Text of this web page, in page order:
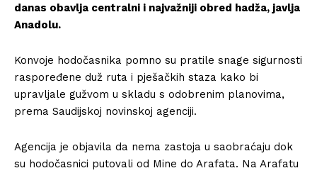
danas obavlja centralni i najvažniji obred hadža, javlja
Anadolu.
Konvoje hodočasnika pomno su pratile snage sigurnosti
raspoređene duž ruta i pješačkih staza kako bi
upravljale gužvom u skladu s odobrenim planovima,
prema Saudijskoj novinskoj agenciji.
Agencija je objavila da nema zastoja u saobraćaju dok
su hodočasnici putovali od Mine do Arafata. Na Arafatu